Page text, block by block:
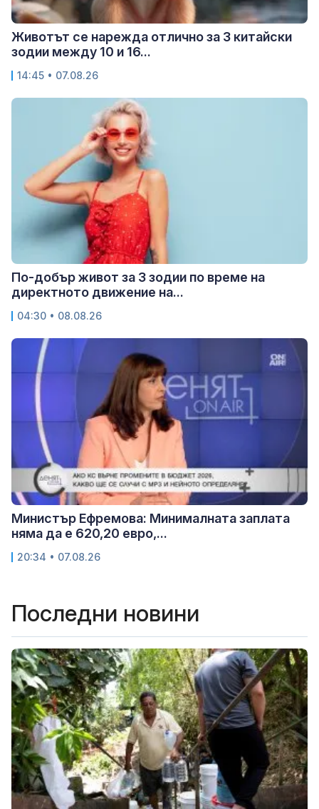
Животът се нарежда отлично за 3 китайски
зодии между 10 и 16...
14:45 • 07.08.26
По-добър живот за 3 зодии по време на
директното движение на...
04:30 • 08.08.26
Министър Ефремова: Минималната заплата
няма да е 620,20 евро,...
20:34 • 07.08.26
Последни новини